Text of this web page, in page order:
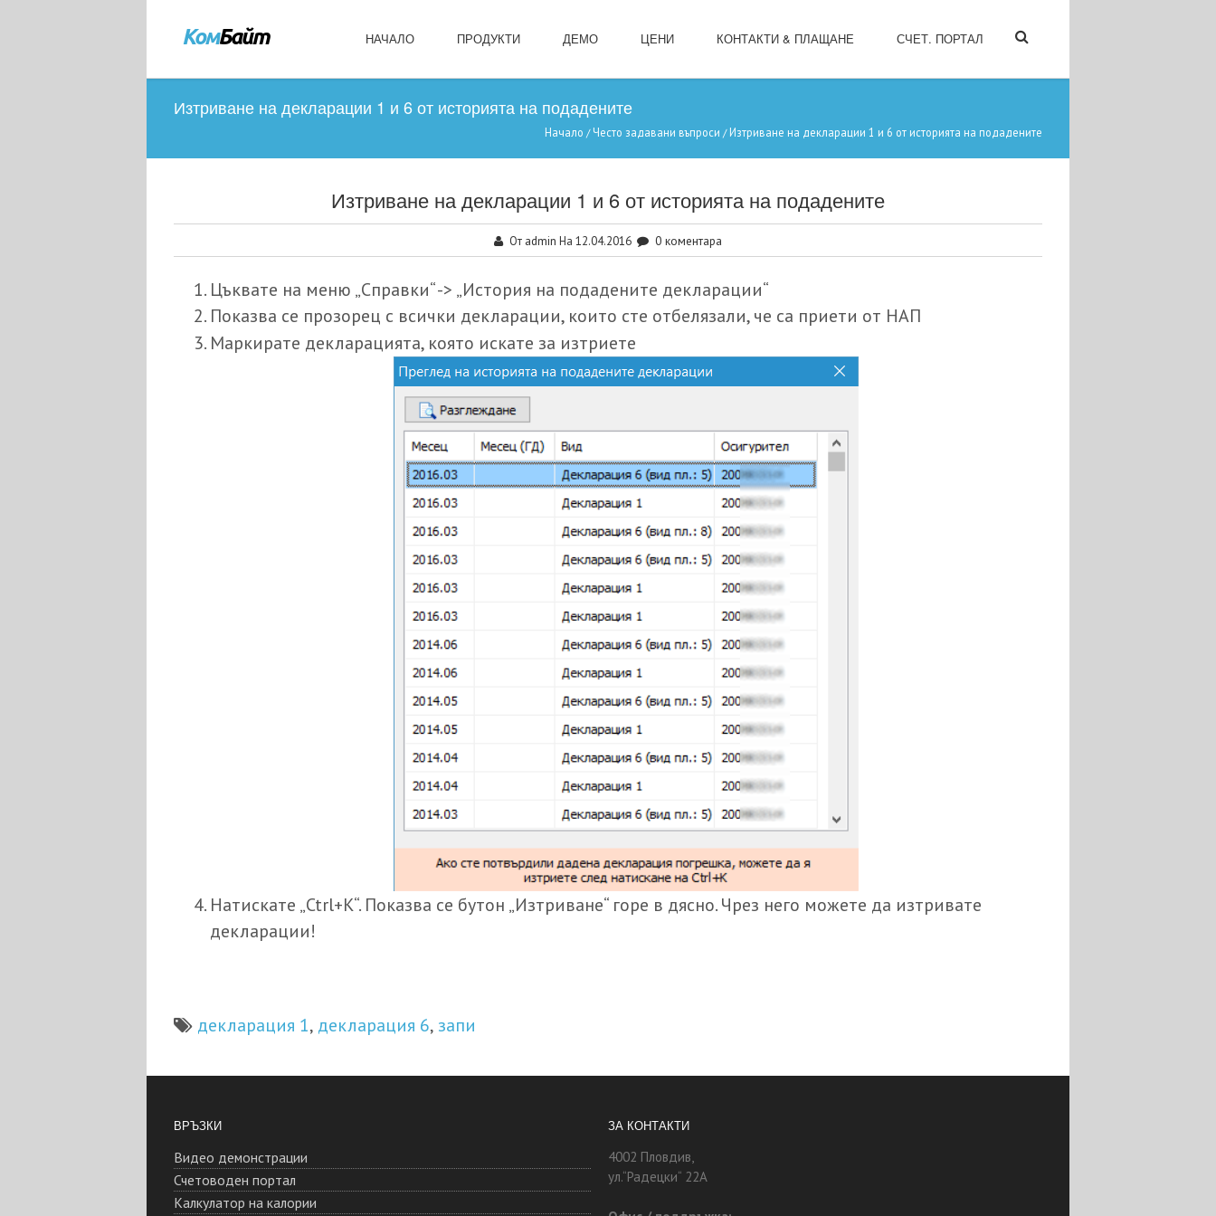
НАЧАЛО ПРОДУКТИ ДЕМО ЦЕНИ КОНТАКТИ & ПЛАЩАНЕ СЧЕТ. ПОРТАЛ
Изтриване на декларации 1 и 6 от историята на подадените
Начало / Често задавани въпроси / Изтриване на декларации 1 и 6 от историята на подадените
Изтриване на декларации 1 и 6 от историята на подадените
От admin На 12.04.2016 0 коментара
Цъквате на меню „Справки“ -> „История на подадените декларации“
Показва се прозорец с всички декларации, които сте отбелязали, че са приети от НАП
Маркирате декларацията, която искате за изтриете
Натискате „Ctrl+K“. Показва се бутон „Изтриване“ горе в дясно. Чрез него можете да изтривате
декларации!
декларация 1, декларация 6, запи
ВРЪЗКИ
Видео демонстрации
Счетоводен портал
Калкулатор на калории
ЗА КОНТАКТИ
4002 Пловдив,
ул.“Радецки“ 22А